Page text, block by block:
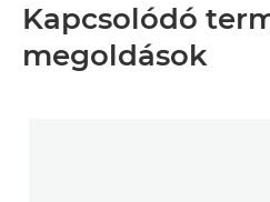
Kapcsolódó
megoldások